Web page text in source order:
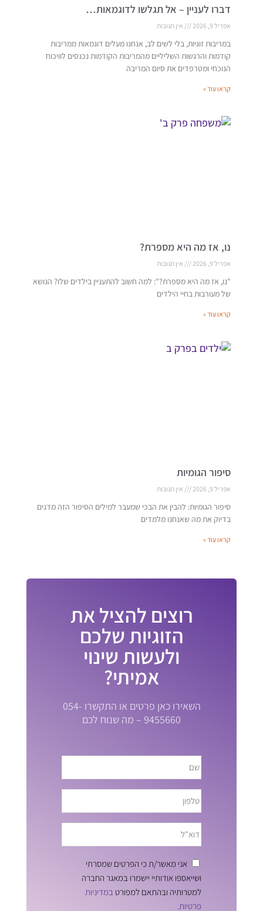
דברו לעניין – אל תגלשו לדוגמאות…
אפריל 9, 2026 אין תגובות
במריבות זוגיות, בלי לשים לב, אנחנו מעלים דוגמאות ממריבות
קודמות והרגשות השליליים מהמריבות הקודמות נכנסים לוויכוח
הנוכחי ומטרפדים את סיום המריבה
קראו עוד »
נו, אז מה היא מספרת?
אפריל 9, 2026 אין תגובות
"נו, אז מה היא מספרת?": למה חשוב להתעניין בילדים שלו? הנושא
של מעורבות בחיי הילדים
קראו עוד »
סיפור הגומיות
אפריל 9, 2026 אין תגובות
סיפור הגומיות: להבין את הבכי שמעבר למילים הסיפור הזה מדגים
בדיוק את מה שאנחנו מלמדים
קראו עוד »
רוצים להציל את
הזוגיות שלכם
ולעשות שינוי
אמיתי?
השאירו כאן פרטים או התקשרו 054-
9455660 – מה שנוח לכם
אני מאשר/ת כי הפרטים שמסרתי
ושייאספו אודותיי יישמרו במאגר החברה
למטרותיה ובהתאם למפורט במדיניות
פרטיות.